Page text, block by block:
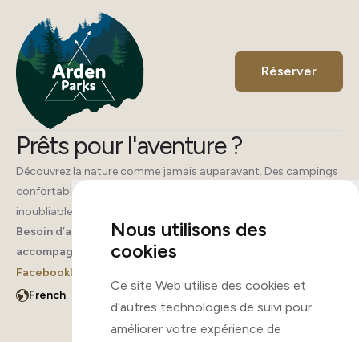
Nous utilisons des
cookies
Ce site Web utilise des cookies et
d'autres technologies de suivi pour
améliorer votre expérience de
Réserver
Prêts pour l'aventure ?
Découvrez la nature comme jamais auparavant. Des campings
confortables, des activités pour tous et des souvenirs
inoubliables vous attendent.
Besoin d’aide ? Appelez-nous, nous sommes là pour vous
accompagner.
FacebookInstagram